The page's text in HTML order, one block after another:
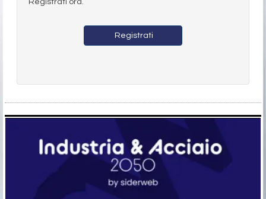
Registrati ora.
Registrati